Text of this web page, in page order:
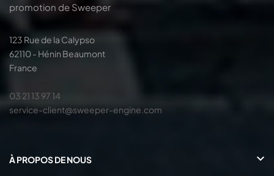
promotion de Sweeper
123 Rue de la Calypso
62110 - Hénin Beaumont
France
03 21 13 97 14
service-client@sweeper-engine.com
À PROPOS DE NOUS 